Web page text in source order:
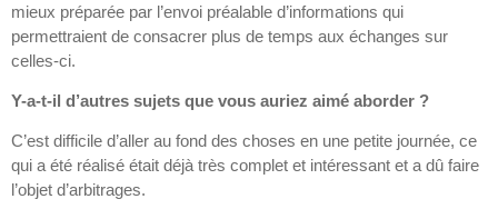
mieux préparée par l’envoi préalable d’informations qui
permettraient de consacrer plus de temps aux échanges sur
celles-ci.
Y-a-t-il d’autres sujets que vous auriez aimé aborder ?
C’est difficile d’aller au fond des choses en une petite journée, ce
qui a été réalisé était déjà très complet et intéressant et a dû faire
l’objet d’arbitrages.